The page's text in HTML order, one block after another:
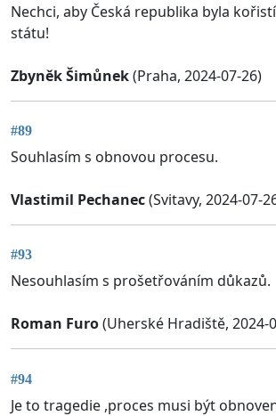
Nechci, aby Česká republika byla
státu!
Zbyněk Šimůnek(Praha, 2024-07-26)
#89
Souhlasím s obnovou procesu.
Vlastimil Pechanec(Svitavy, 2024-07-
#93
Nesouhlasím s prošetřováním důkazů.
Roman Furo(Uherské Hradiště, 2024-
#94
Je to tragedie ,proces musi být